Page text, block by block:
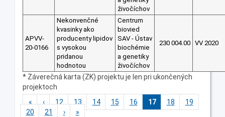
živočíchov
APVV-
20-0166
Nekonvenčné
kvasinky ako
producenty lipidov
s vysokou
pridanou
hodnotou
Centrum
biovied
SAV - Ústav
biochémie
a genetiky
živočíchov
230 004.00 VV 2020
* Záverečná karta (ZK) projektu je len pri ukončených
projektoch
«
‹ 12 13 14 15 16 17 18
19
20
21 › »